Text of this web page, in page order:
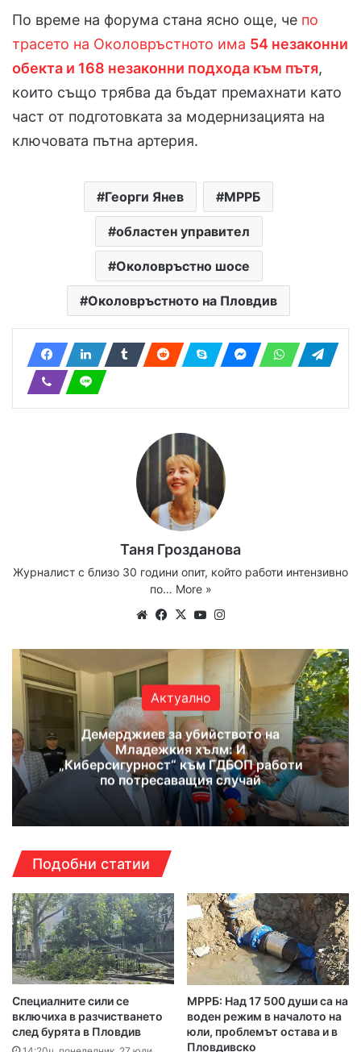
По време на форума стана ясно още, че по
трасето на Околовръстното има 54 незаконни
обекта и 168 незаконни подхода към пътя,
които също трябва да бъдат премахнати като
част от подготовката за модернизацията на
ключовата пътна артерия.
Георги Янев МРРБ
областен управител
Околовръстно шосе
Околовръстното на Пловдив
Таня Грозданова
Журналист с близо 30 години опит, който работи интензивно
по… More »
WebsiteFacebook
X YouTube
Актуално
Демерджиев за убийството на
Младежкия хълм: И
„Киберсигурност“ към ГДБОП работи
по потресаващия случай
Подобни статии
Специалните сили се
включиха в разчистването
след бурята в Пловдив
МРРБ: Над 17 500 души са на
воден режим в началото на
юли, проблемът остава и в
Пловдивско